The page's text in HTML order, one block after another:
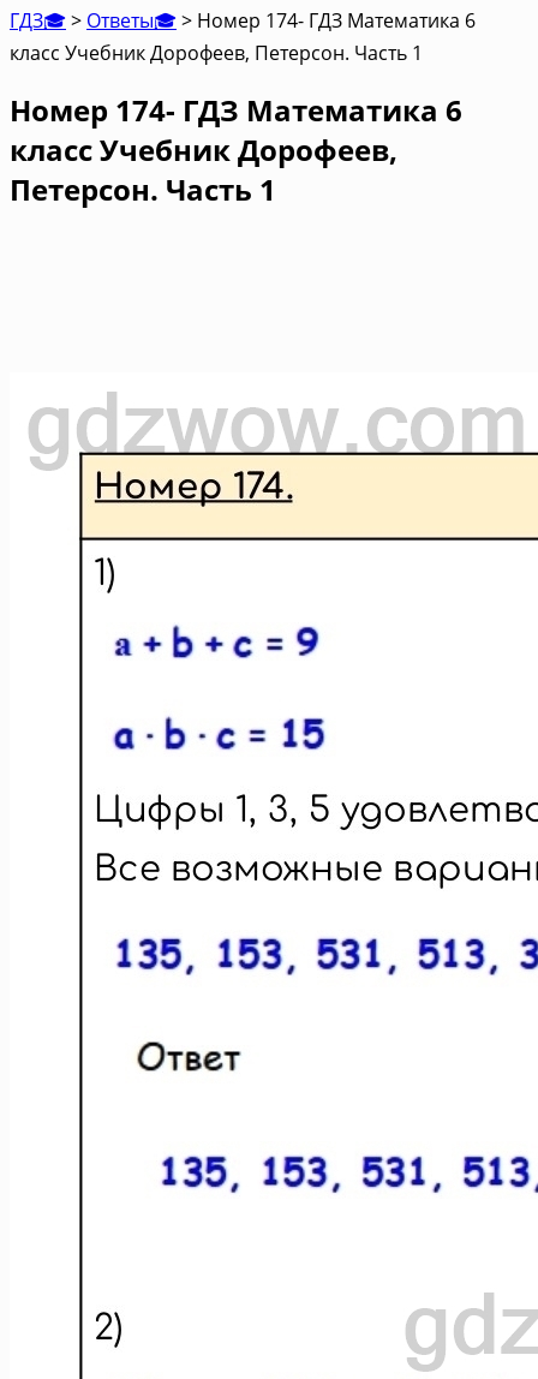
ГДЗ🎓> Ответы🎓> Номер 174- ГДЗ Математика 6
класс Учебник Дорофеев, Петерсон. Часть 1
Номер 174- ГДЗ Математика 6
класс Учебник Дорофеев,
Петерсон. Часть 1